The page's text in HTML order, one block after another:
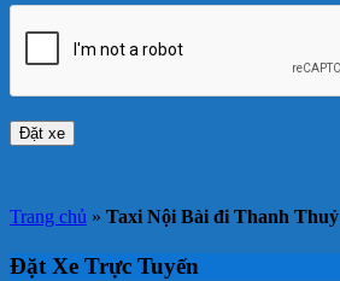
Trang chủ » Taxi Nội Bài đi Thanh
Đặt Xe Trực Tuyến